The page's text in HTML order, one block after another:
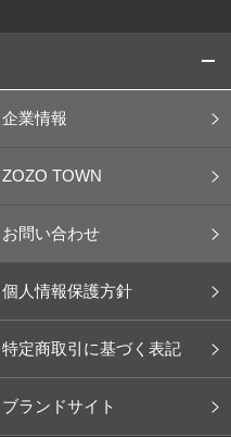
企業情報
ZOZO TOWN
お問い合わせ
個人情報保護方針
特定商取引に基づく表記
ブランドサイト